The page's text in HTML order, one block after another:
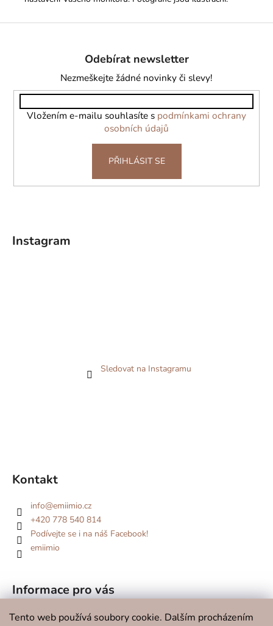
Tento web používá soubory cookie. Dalším procházením
Odebírat newsletter
Nezmeškejte žádné novinky či slevy!
Vložením e-mailu souhlasíte s podmínkami ochrany
osobních údajů
PŘIHLÁSIT SE
Instagram
Sledovat na Instagramu
Informace pro vás
Kde se potkáme v roce 2026?
Kontakt
info@emiimio.cz
+420 778 540 814
Podívejte se i na náš Facebook!
emiimio